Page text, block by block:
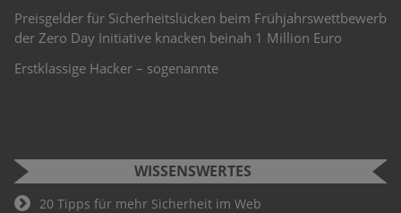
Preisgelder für Sicherheitslücken beim Frühjahrswettbewerb
der Zero Day Initiative knacken beinah 1 Million Euro
Erstklassige Hacker – sogenannte
WISSENSWERTES
20 Tipps für mehr Sicherheit im Web